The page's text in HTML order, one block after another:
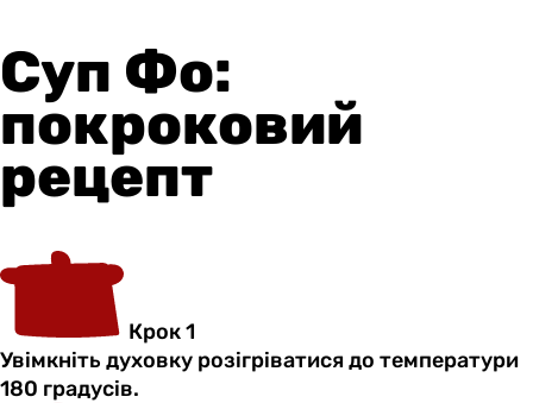
Суп Фо:
покроковий
рецепт
Крок 1
Увімкніть духовку розігріватися до температури
180 градусів.